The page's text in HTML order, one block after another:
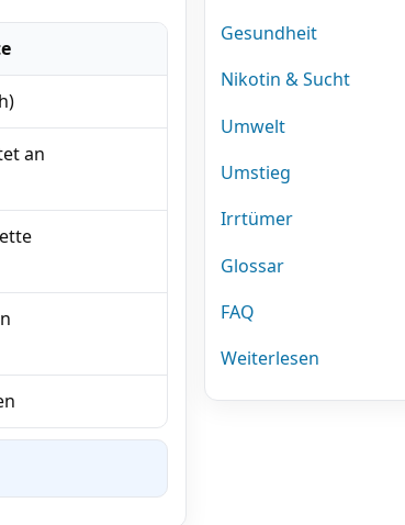
an
Gesundheit
Nikotin & Sucht
Umwelt
Umstieg
Irrtümer
Glossar
FAQ
Weiterlesen